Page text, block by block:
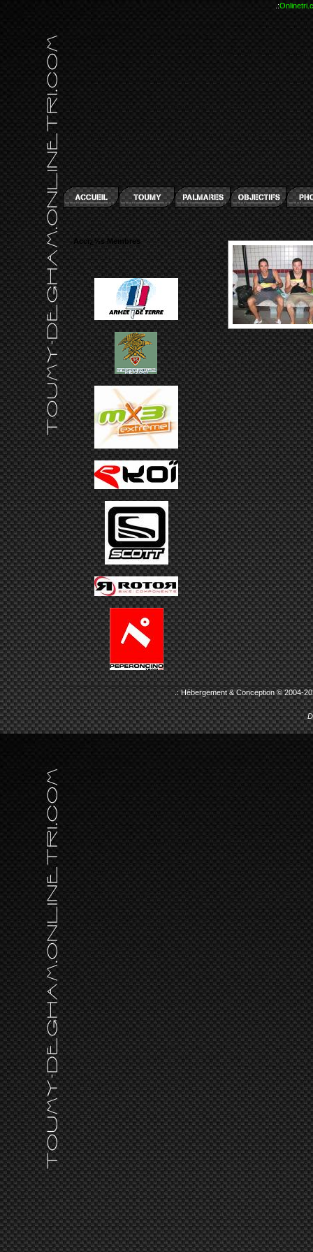
.:
Accï¿½s Membres
.: Hébergement & Conception © 2004-